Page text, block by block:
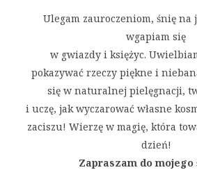
Ulegam zauroczeniom, śnię na
wgapiam się
w gwiazdy i księżyc.
pokazywać rzeczy piękne i
się w naturalnej pielęgnacji,
i uczę, jak wyczarować własne
zaciszu! Wierzę w magię, która
dzień!
Zapraszam do mojego